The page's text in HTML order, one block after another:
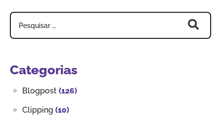
Categorias
Blogpost (126)
Clipping (10)